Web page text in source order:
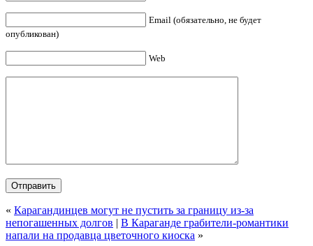
Email (обязательно, не будет
опубликован)
Web
« Карагандинцев могут не пустить за границу из-за
непогашенных долгов | В Караганде грабители-романтики
напали на продавца цветочного киоска »